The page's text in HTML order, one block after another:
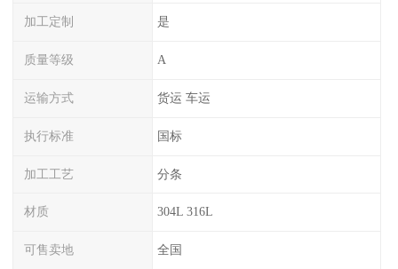
加工定制 是
质量等级 A
运输方式 货运 车运
执行标准 国标
加工工艺 分条
材质 304L 316L
可售卖地 全国